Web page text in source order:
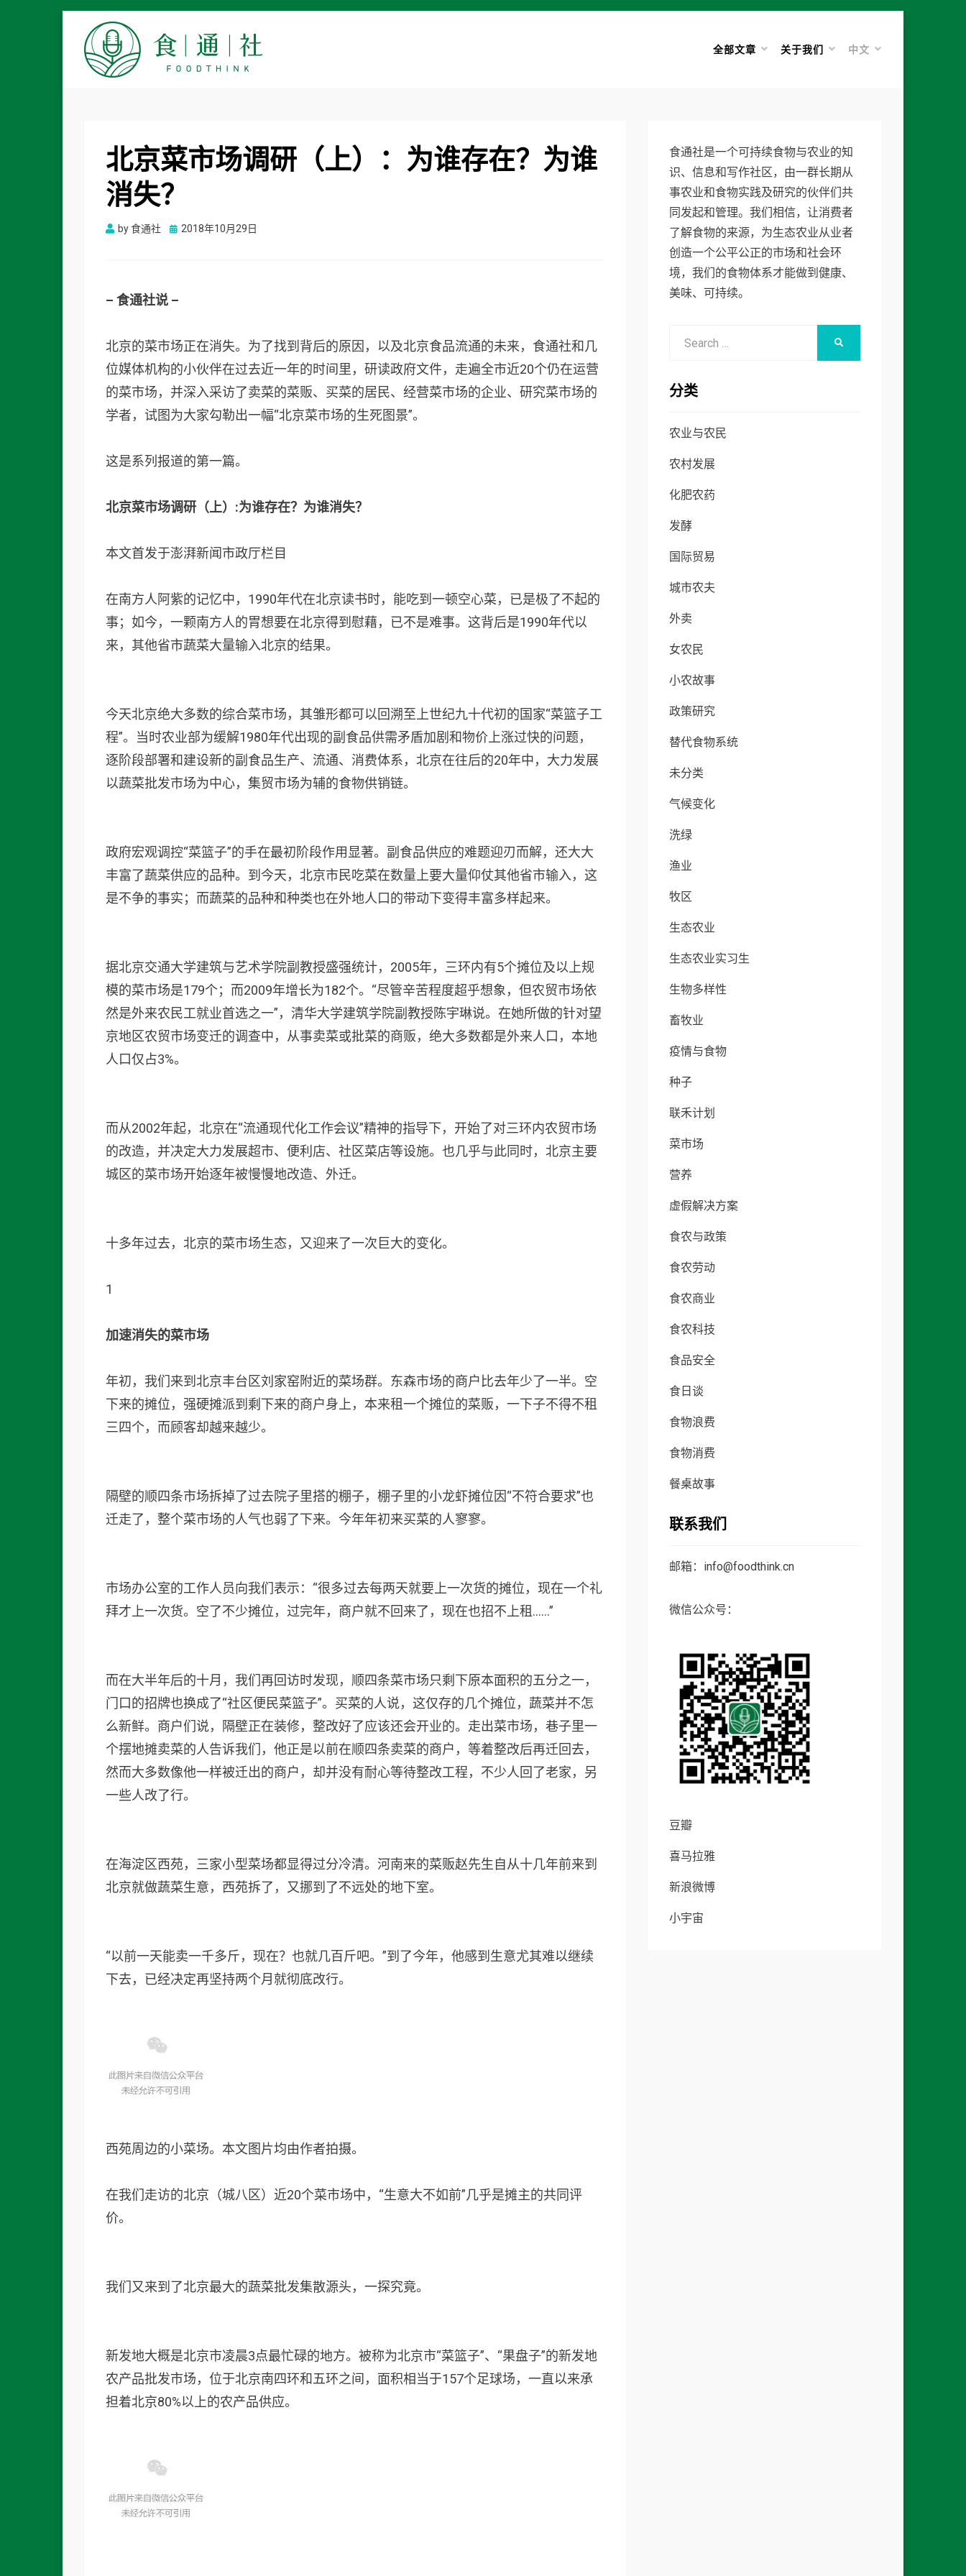
全部文章 关于我们 中文
北京菜市场调研（上）：为谁存在？为谁
消失？
by食通社
Posted
2018年10月29日
– 食通社说 –
北京的菜市场正在消失。为了找到背后的原因，以及北京食品流通的未来，食通社和几
位媒体机构的小伙伴在过去近一年的时间里，研读政府文件，走遍全市近20个仍在运营
的菜市场，并深入采访了卖菜的菜贩、买菜的居民、经营菜市场的企业、研究菜市场的
学者，试图为大家勾勒出一幅“北京菜市场的生死图景”。
这是系列报道的第一篇。
北京菜市场调研（上）:为谁存在？为谁消失？
本文首发于澎湃新闻市政厅栏目
在南方人阿紫的记忆中，1990年代在北京读书时，能吃到一顿空心菜，已是极了不起的
事；如今，一颗南方人的胃想要在北京得到慰藉，已不是难事。这背后是1990年代以
来，其他省市蔬菜大量输入北京的结果。
今天北京绝大多数的综合菜市场，其雏形都可以回溯至上世纪九十代初的国家“菜篮子工
程”。当时农业部为缓解1980年代出现的副食品供需矛盾加剧和物价上涨过快的问题，
逐阶段部署和建设新的副食品生产、流通、消费体系，北京在往后的20年中，大力发展
以蔬菜批发市场为中心，集贸市场为辅的食物供销链。
政府宏观调控“菜篮子”的手在最初阶段作用显著。副食品供应的难题迎刃而解，还大大
丰富了蔬菜供应的品种。到今天，北京市民吃菜在数量上要大量仰仗其他省市输入，这
是不争的事实；而蔬菜的品种和种类也在外地人口的带动下变得丰富多样起来。
据北京交通大学建筑与艺术学院副教授盛强统计，2005年，三环内有5个摊位及以上规
模的菜市场是179个；而2009年增长为182个。“尽管辛苦程度超乎想象，但农贸市场依
然是外来农民工就业首选之一”，清华大学建筑学院副教授陈宇琳说。在她所做的针对望
京地区农贸市场变迁的调查中，从事卖菜或批菜的商贩，绝大多数都是外来人口，本地
人口仅占3%。
而从2002年起，北京在“流通现代化工作会议”精神的指导下，开始了对三环内农贸市场
的改造，并决定大力发展超市、便利店、社区菜店等设施。也几乎与此同时，北京主要
城区的菜市场开始逐年被慢慢地改造、外迁。
十多年过去，北京的菜市场生态，又迎来了一次巨大的变化。
1
加速消失的菜市场
年初，我们来到北京丰台区刘家窑附近的菜场群。东森市场的商户比去年少了一半。空
下来的摊位，强硬摊派到剩下来的商户身上，本来租一个摊位的菜贩，一下子不得不租
三四个，而顾客却越来越少。
隔壁的顺四条市场拆掉了过去院子里搭的棚子，棚子里的小龙虾摊位因“不符合要求”也
迁走了，整个菜市场的人气也弱了下来。今年年初来买菜的人寥寥。
市场办公室的工作人员向我们表示：“很多过去每两天就要上一次货的摊位，现在一个礼
拜才上一次货。空了不少摊位，过完年，商户就不回来了，现在也招不上租……”
而在大半年后的十月，我们再回访时发现，顺四条菜市场只剩下原本面积的五分之一，
门口的招牌也换成了“社区便民菜篮子”。买菜的人说，这仅存的几个摊位，蔬菜并不怎
么新鲜。商户们说，隔壁正在装修，整改好了应该还会开业的。走出菜市场，巷子里一
个摆地摊卖菜的人告诉我们，他正是以前在顺四条卖菜的商户，等着整改后再迁回去，
然而大多数像他一样被迁出的商户，却并没有耐心等待整改工程，不少人回了老家，另
一些人改了行。
在海淀区西苑，三家小型菜场都显得过分冷清。河南来的菜贩赵先生自从十几年前来到
北京就做蔬菜生意，西苑拆了，又挪到了不远处的地下室。
“以前一天能卖一千多斤，现在？也就几百斤吧。”到了今年，他感到生意尤其难以继续
下去，已经决定再坚持两个月就彻底改行。
西苑周边的小菜场。本文图片均由作者拍摄。
在我们走访的北京（城八区）近20个菜市场中，“生意大不如前”几乎是摊主的共同评
价。
我们又来到了北京最大的蔬菜批发集散源头，一探究竟。
新发地大概是北京市凌晨3点最忙碌的地方。被称为北京市“菜篮子”、“果盘子”的新发地
农产品批发市场，位于北京南四环和五环之间，面积相当于157个足球场，一直以来承
担着北京80%以上的农产品供应。
食通社是一个可持续食物与农业的知
识、信息和写作社区，由一群长期从
事农业和食物实践及研究的伙伴们共
同发起和管理。我们相信，让消费者
了解食物的来源，为生态农业从业者
创造一个公平公正的市场和社会环
境，我们的食物体系才能做到健康、
美味、可持续。
分类
农业与农民
农村发展
化肥农药
发酵
国际贸易
城市农夫
外卖
女农民
小农故事
政策研究
替代食物系统
未分类
气候变化
洗绿
渔业
牧区
生态农业
生态农业实习生
生物多样性
畜牧业
疫情与食物
种子
联禾计划
菜市场
营养
虚假解决方案
食农与政策
食农劳动
食农商业
食农科技
食品安全
食日谈
食物浪费
食物消费
餐桌故事
联系我们
邮箱：info@foodthink.cn
微信公众号：
豆瓣
喜马拉雅
新浪微博
小宇宙